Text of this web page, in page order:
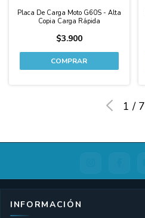
Placa De Carga Moto G60S - Alta
Copia Carga Rápida
$3.900
1 / 7
INFORMACIÓN